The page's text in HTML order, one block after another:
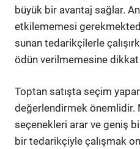
büyük bir avantaj sağlar.
etkilememesi
sunan tedarikçilerle
ödün verilmemesine
Toptan satışta seçim
değerlendirmek önemlidir.
seçenekleri arar ve geniş
bir tedarikçiyle çalışmak